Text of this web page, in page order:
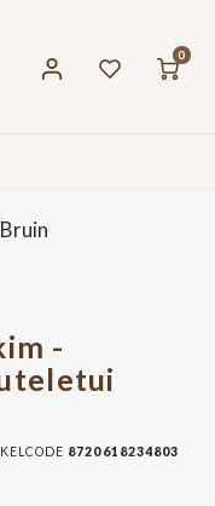
0
-
8720618234803